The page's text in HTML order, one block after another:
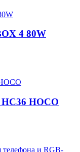
4 80W
HOCO